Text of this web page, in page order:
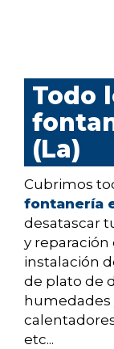
Todo
(La)
Cubrimos
fontanería
desatascar
y reparación
instalación
de plato de
humedades
etc...